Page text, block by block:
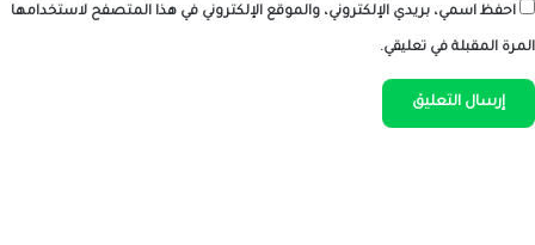
احفظ اسمي، بريدي الإلكتروني، والموقع الإلكتروني في هذا المتصفح لاستخدامها
المرة المقبلة في تعليقي.